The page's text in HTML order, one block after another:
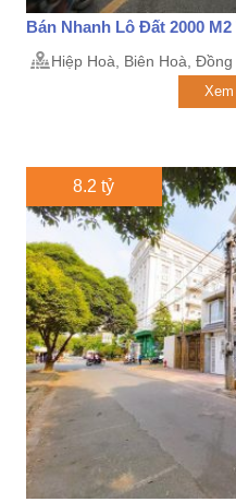
Bán Nhanh Lô Đất 2000
Hiệp Hoà, Biên Hoà, Đồng
8.2 tỷ